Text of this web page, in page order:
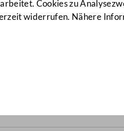
Cookies zu
widerrufen. Nähere